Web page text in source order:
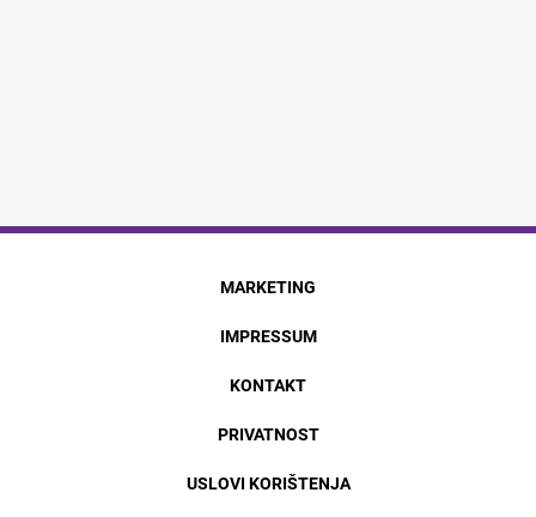
MARKETING
IMPRESSUM
KONTAKT
PRIVATNOST
USLOVI KORIŠTENJA